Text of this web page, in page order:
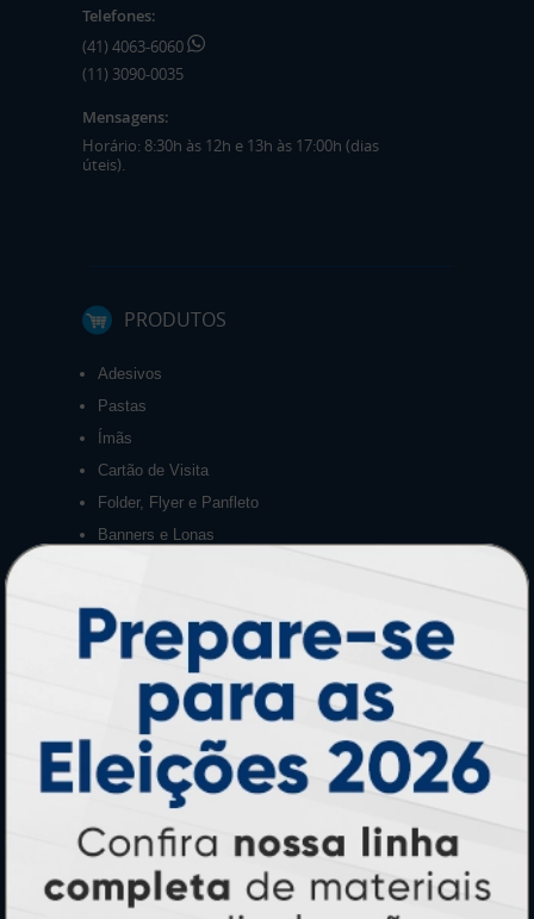
Telefones:
(41) 4063-6060
(11) 3090-0035
Mensagens:
Horário: 8:30h às 12h e 13h às 17:00h (dias
úteis).
PRODUTOS
Adesivos
Pastas
Ímãs
Cartão de Visita
Folder, Flyer e Panfleto
Banners e Lonas
PAGUE COM